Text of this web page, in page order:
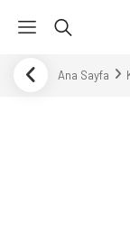
Ana Sayfa